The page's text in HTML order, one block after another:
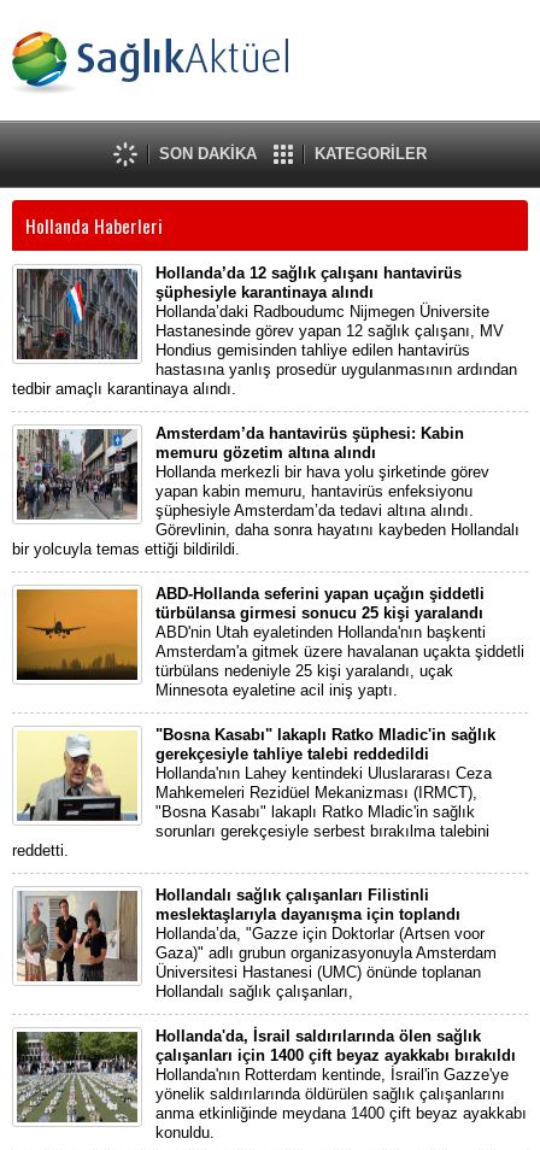
SON DAKİKA KATEGORİLER
Hollanda Haberleri
Hollanda’da 12 sağlık çalışanı hantavirüs
şüphesiyle karantinaya alındı
Hollanda’daki Radboudumc Nijmegen Üniversite
Hastanesinde görev yapan 12 sağlık çalışanı, MV
Hondius gemisinden tahliye edilen hantavirüs
hastasına yanlış prosedür uygulanmasının ardından
tedbir amaçlı karantinaya alındı.
Amsterdam’da hantavirüs şüphesi: Kabin
memuru gözetim altına alındı
Hollanda merkezli bir hava yolu şirketinde görev
yapan kabin memuru, hantavirüs enfeksiyonu
şüphesiyle Amsterdam’da tedavi altına alındı.
Görevlinin, daha sonra hayatını kaybeden Hollandalı
bir yolcuyla temas ettiği bildirildi.
ABD-Hollanda seferini yapan uçağın şiddetli
türbülansa girmesi sonucu 25 kişi yaralandı
ABD'nin Utah eyaletinden Hollanda'nın başkenti
Amsterdam'a gitmek üzere havalanan uçakta şiddetli
türbülans nedeniyle 25 kişi yaralandı, uçak
Minnesota eyaletine acil iniş yaptı.
"Bosna Kasabı" lakaplı Ratko Mladic'in sağlık
gerekçesiyle tahliye talebi reddedildi
Hollanda'nın Lahey kentindeki Uluslararası Ceza
Mahkemeleri Rezidüel Mekanizması (IRMCT),
"Bosna Kasabı" lakaplı Ratko Mladic'in sağlık
sorunları gerekçesiyle serbest bırakılma talebini
reddetti.
Hollandalı sağlık çalışanları Filistinli
meslektaşlarıyla dayanışma için toplandı
Hollanda’da, "Gazze için Doktorlar (Artsen voor
Gaza)" adlı grubun organizasyonuyla Amsterdam
Üniversitesi Hastanesi (UMC) önünde toplanan
Hollandalı sağlık çalışanları,
Hollanda'da, İsrail saldırılarında ölen sağlık
çalışanları için 1400 çift beyaz ayakkabı bırakıldı
Hollanda'nın Rotterdam kentinde, İsrail'in Gazze'ye
yönelik saldırılarında öldürülen sağlık çalışanlarını
anma etkinliğinde meydana 1400 çift beyaz ayakkabı
konuldu.